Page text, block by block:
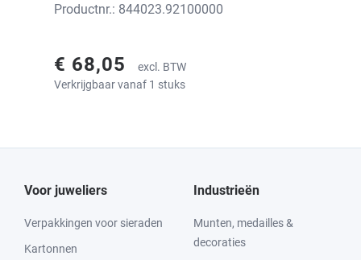
Productnr.: 844023.92100000
€ 68,05
excl. BTW
Verkrijgbaar vanaf 1 stuks
Voor juweliers
Verpakkingen voor sieraden
Kartonnen
Industrieën
Munten, medailles &
decoraties